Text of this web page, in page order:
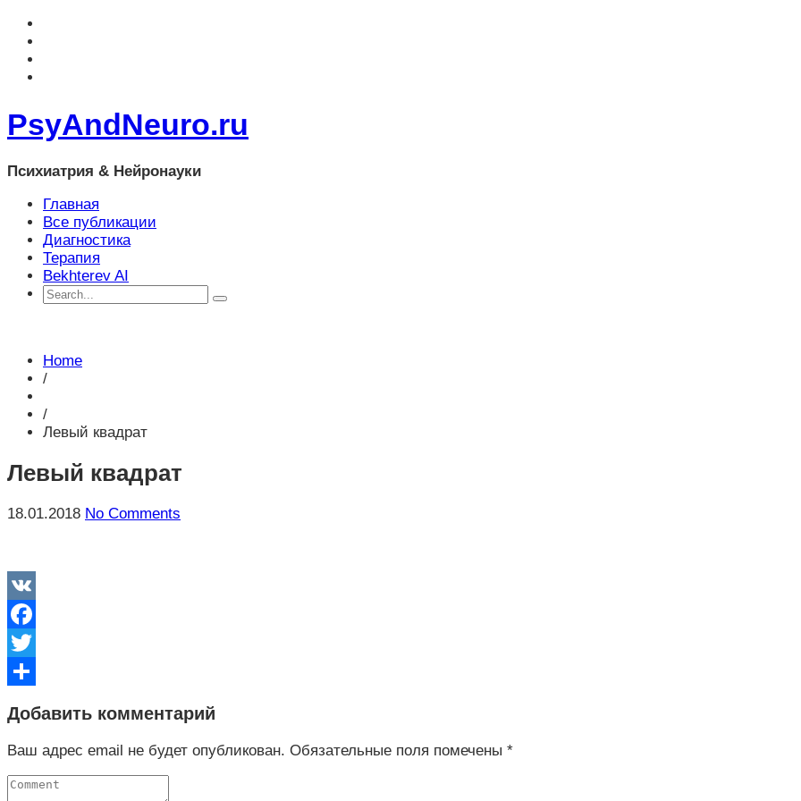
PsyAndNeuro.ru
Психиатрия & Нейронауки
Главная
Все публикации
Диагностика
Терапия
Bekhterev AI
Home
/
/
Левый квадрат
Левый квадрат
18.01.2018 No Comments
VK
Facebook
Twitter
Добавить комментарий
Ваш адрес email не будет опубликован. Обязательные поля помечены *